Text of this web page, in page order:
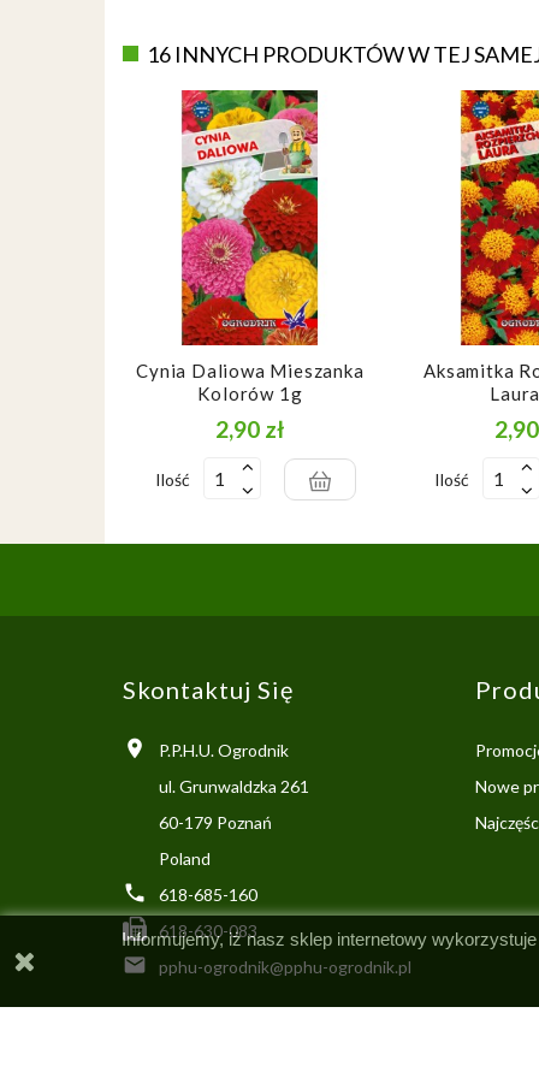
16 INNYCH PRODUKTÓW W TEJ
Cynia Daliowa Mieszanka
Kolorów 1g
2,90 zł
Ilość
Aksamitka
Ilość
Skontaktuj Się

P.P.H.U. Ogrodnik
ul. Grunwaldzka 261
60-179 Poznań
Poland

618-685-160
618-630-083
 pphu-ogrodnik@pphu-ogrodnik.pl
Nowe
Informujemy, iż nasz sklep internetowy